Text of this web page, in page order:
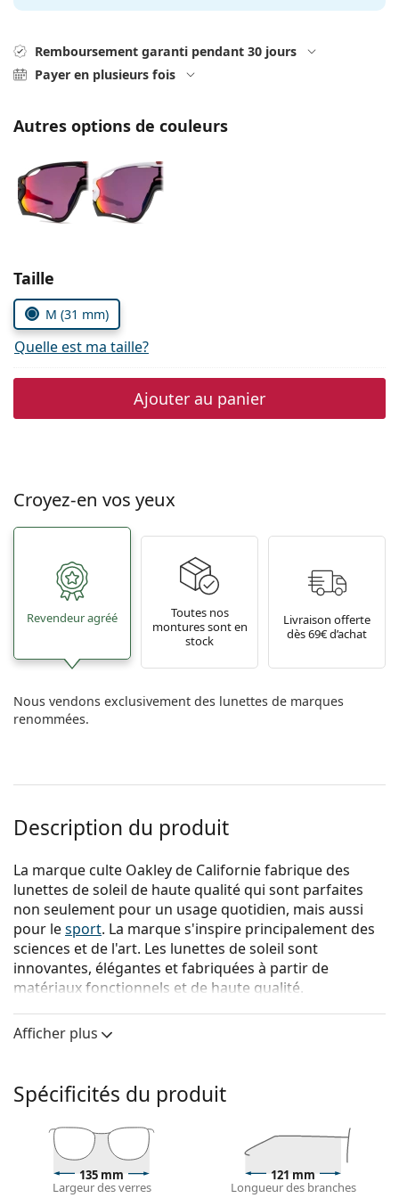
Toutes les marques
Prada
hors ligne
Remboursement garanti pendant 30 jours
Payer en plusieurs fois
Autres options de couleurs
Choisissez les paramètres
Taille
M (31 mm)
Quelle est ma taille?
Ajouter au panier
Croyez-en vos yeux
Revendeur agréé
Toutes nos
montures sont en
stock
Livraison offerte
dès 69€ d’achat
Nous vendons exclusivement des lunettes de marques
renommées.
Description du produit
La marque culte Oakley de Californie fabrique des
lunettes de soleil de haute qualité qui sont parfaites
non seulement pour un usage quotidien, mais aussi
pour lesport. La marque s'inspire principalement des
sciences et de l'art. Les lunettes de soleil sont
innovantes, élégantes et fabriquées à partir de
matériaux fonctionnels et de haute qualité.
{nom du produit}sont des lunettes de soleil pour
hommes.
soleil grâce à la fonction d'essayage virtuel de
Lentiamo.
Monture de lunettes de soleil
La couleur noire de la monture s'accorde
parfaitement avec tous les types de teint et des
Afficher plus
Spécificités du produit
135 mm
Largeur des verres
121 mm
Longueur des branches